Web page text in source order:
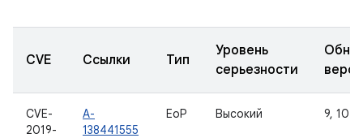
CVE Ссылки Тип
Уровень
серьезности
CVE-
2019-
A-
138441555
EoP Высокий 9, 10